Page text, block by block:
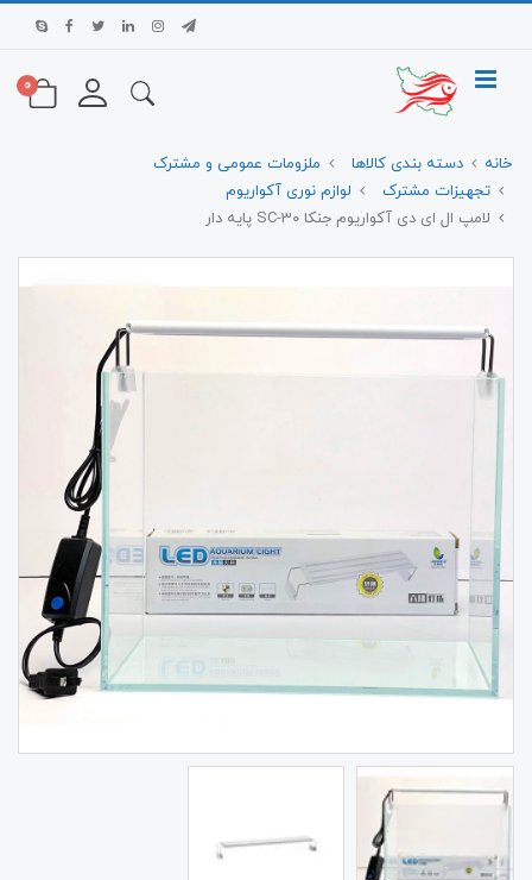
0
خانه دسته بندی کالاها
ملزومات عمومی و مشترک
تجهیزات مشترک
لوازم نوری آکواریوم
لامپ ال ای دی آکواریوم جنکا SC-30 پایه دار